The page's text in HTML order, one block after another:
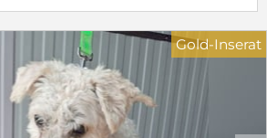
Gold-Inserat